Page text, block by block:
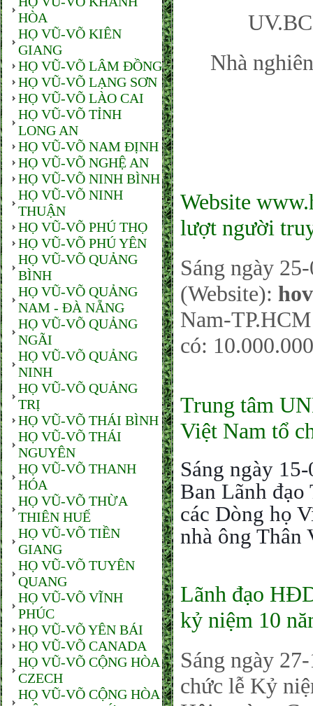
HÒA
HỌ VŨ-VÕ KIÊN
GIANG
HỌ VŨ-VÕ LÂM ĐỒNG
HỌ VŨ-VÕ LẠNG SƠN
HỌ VŨ-VÕ LÀO CAI
HỌ VŨ-VÕ TỈNH
LONG AN
HỌ VŨ-VÕ NAM ĐỊNH
HỌ VŨ-VÕ NGHỆ AN
HỌ VŨ-VÕ NINH BÌNH
HỌ VŨ-VÕ NINH
THUẬN
HỌ VŨ-VÕ PHÚ THỌ
HỌ VŨ-VÕ PHÚ YÊN
HỌ VŨ-VÕ QUẢNG
BÌNH
HỌ VŨ-VÕ QUẢNG
NAM - ĐÀ NẴNG
HỌ VŨ-VÕ QUẢNG
NGÃI
HỌ VŨ-VÕ QUẢNG
NINH
HỌ VŨ-VÕ QUẢNG
TRỊ
HỌ VŨ-VÕ THÁI BÌNH
HỌ VŨ-VÕ THÁI
NGUYÊN
HỌ VŨ-VÕ THANH
HÓA
HỌ VŨ-VÕ THỪA
THIÊN HUẾ
HỌ VŨ-VÕ TIỀN
GIANG
HỌ VŨ-VÕ TUYÊN
QUANG
HỌ VŨ-VÕ VĨNH
PHÚC
HỌ VŨ-VÕ YÊN BÁI
HỌ VŨ-VÕ CANADA
HỌ VŨ-VÕ CỘNG HÒA
CZECH
HỌ VŨ-VÕ CỘNG HÒA
Nhà
Website
lượt người
Sáng ngày
(Website):
Nam-
có:
Trung tâm
Việt Nam tổ
Sáng ngày
Ban Lãnh đạo
các Dòng họ
nhà ông
Lãnh đạo
kỷ niệm 10
Sáng ngày
chức lễ Kỷ